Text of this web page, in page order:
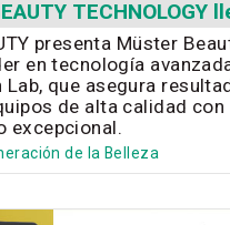
TECHNOLOGY
presenta Müster
en tecnología
Lab, que asegura
de alta calidad con
excepcional.
de la Belleza